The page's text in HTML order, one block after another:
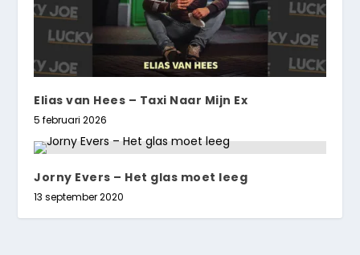
Elias van Hees – Taxi Naar Mijn Ex
5 februari 2026
Jorny Evers – Het glas moet leeg
13 september 2020